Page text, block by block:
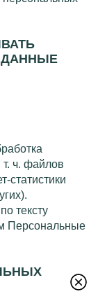
т. ч. файлов
статистики
тексту
Персональные